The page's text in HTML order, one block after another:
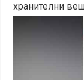
хранителни